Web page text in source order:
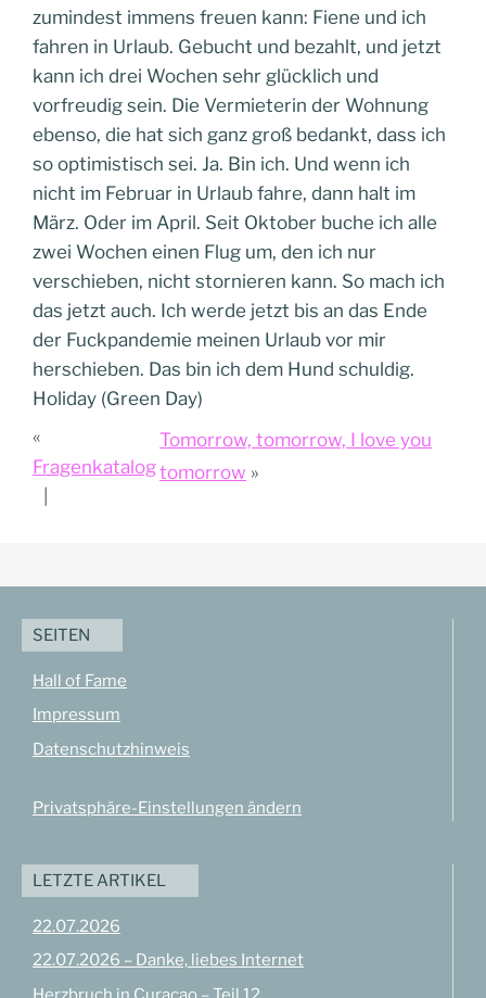
zumindest immens freuen kann: Fiene und ich
fahren in Urlaub. Gebucht und bezahlt, und jetzt
kann ich drei Wochen sehr glücklich und
vorfreudig sein. Die Vermieterin der Wohnung
ebenso, die hat sich ganz groß bedankt, dass ich
so optimistisch sei. Ja. Bin ich. Und wenn ich
nicht im Februar in Urlaub fahre, dann halt im
März. Oder im April. Seit Oktober buche ich alle
zwei Wochen einen Flug um, den ich nur
verschieben, nicht stornieren kann. So mach ich
das jetzt auch. Ich werde jetzt bis an das Ende
der Fuckpandemie meinen Urlaub vor mir
herschieben. Das bin ich dem Hund schuldig.
Holiday (Green Day)
Fragenkatalog
Tomorrow, tomorrow, I love you
tomorrow
SEITEN
Hall of Fame
Impressum
Datenschutzhinweis
Privatsphäre-Einstellungen ändern
LETZTE ARTIKEL
22.07.2026
22.07.2026 – Danke, liebes Internet